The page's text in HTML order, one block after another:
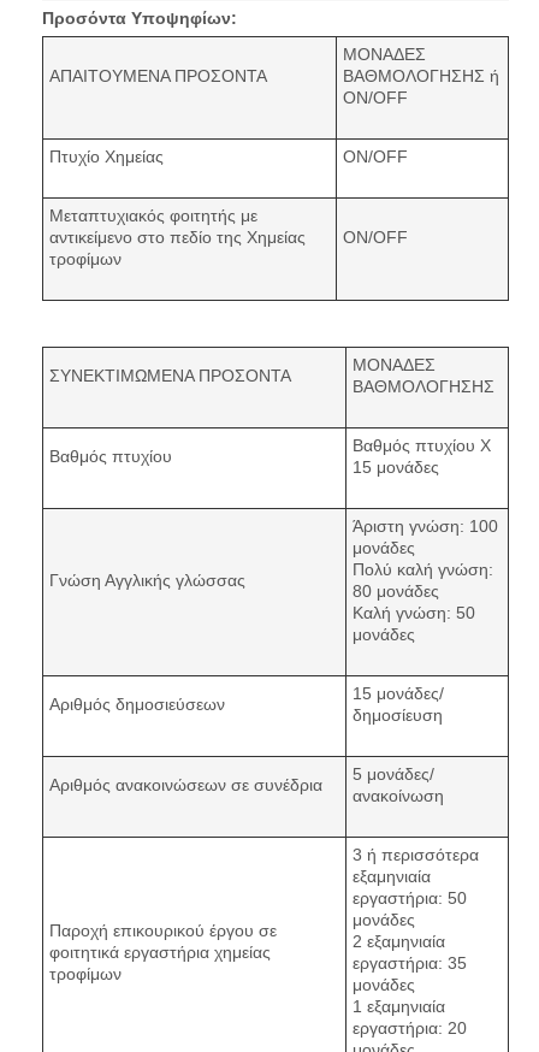
Προσόντα Υποψηφίων:
ΑΠΑΙΤΟΥΜΕΝΑ ΠΡΟΣΟΝΤΑ
ΜΟΝΑΔΕΣ
ΒΑΘΜΟΛΟΓΗΣΗΣ ή
ON/OFF
Πτυχίο Χημείας ON/OFF
Μεταπτυχιακός φοιτητής με
αντικείμενο στο πεδίο της Χημείας
τροφίμων
ON/OFF
ΣΥΝΕΚΤΙΜΩΜΕΝΑ ΠΡΟΣΟΝΤΑ
ΜΟΝΑΔΕΣ
ΒΑΘΜΟΛΟΓΗΣΗΣ
Βαθμός πτυχίου
Βαθμός πτυχίου Χ
15 μονάδες
Γνώση Αγγλικής γλώσσας
Άριστη γνώση: 100
μονάδες
Πολύ καλή γνώση:
80 μονάδες
Καλή γνώση: 50
μονάδες
Αριθμός δημοσιεύσεων
15 μονάδες/
δημοσίευση
Αριθμός ανακοινώσεων σε συνέδρια
5 μονάδες/
ανακοίνωση
Παροχή επικουρικού έργου σε
φοιτητικά εργαστήρια χημείας
τροφίμων
3 ή περισσότερα
εξαμηνιαία
εργαστήρια: 50
μονάδες
2 εξαμηνιαία
εργαστήρια: 35
μονάδες
1 εξαμηνιαία
εργαστήρια: 20